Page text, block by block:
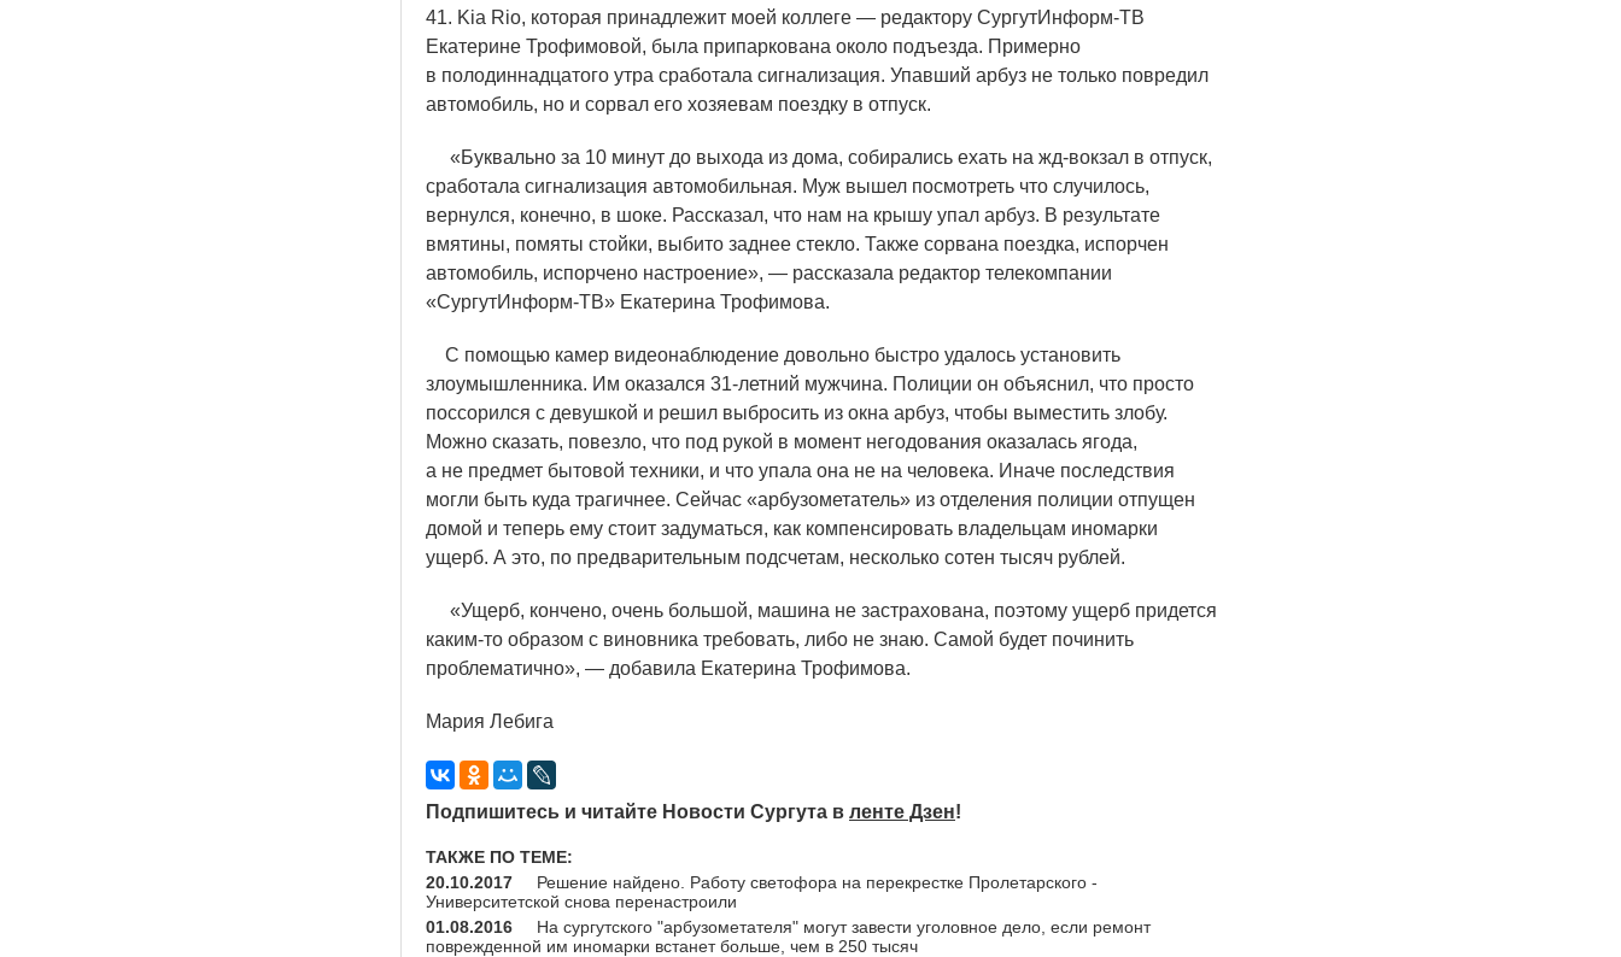
41. Kia Rio, которая принадлежит моей коллеге — редактору СургутИнформ-ТВ
Екатерине Трофимовой, была припаркована около подъезда. Примерно
в полодиннадцатого утра сработала сигнализация. Упавший арбуз не только повредил
автомобиль, но и сорвал его хозяевам поездку в отпуск.
«Буквально за 10 минут до выхода из дома, собирались ехать на жд-вокзал в отпуск,
сработала сигнализация автомобильная. Муж вышел посмотреть что случилось,
вернулся, конечно, в шоке. Рассказал, что нам на крышу упал арбуз. В результате
вмятины, помяты стойки, выбито заднее стекло. Также сорвана поездка, испорчен
автомобиль, испорчено настроение», — рассказала редактор телекомпании
«СургутИнформ-ТВ» Екатерина Трофимова.
С помощью камер видеонаблюдение довольно быстро удалось установить
злоумышленника. Им оказался 31-летний мужчина. Полиции он объяснил, что просто
поссорился с девушкой и решил выбросить из окна арбуз, чтобы выместить злобу.
Можно сказать, повезло, что под рукой в момент негодования оказалась ягода,
а не предмет бытовой техники, и что упала она не на человека. Иначе последствия
могли быть куда трагичнее. Сейчас «арбузометатель» из отделения полиции отпущен
домой и теперь ему стоит задуматься, как компенсировать владельцам иномарки
ущерб. А это, по предварительным подсчетам, несколько сотен тысяч рублей.
«Ущерб, кончено, очень большой, машина не застрахована, поэтому ущерб придется
каким-то образом с виновника требовать, либо не знаю. Самой будет починить
проблематично», — добавила Екатерина Трофимова.
Мария Лебига
Подпишитесь и читайте Новости Сургута в ленте Дзен!
ТАКЖЕ ПО ТЕМЕ:
20.10.2017
Решение найдено. Работу светофора на перекрестке Пролетарского -
Университетской снова перенастроили
01.08.2016
На сургутского "арбузометателя" могут завести уголовное дело, если ремонт
поврежденной им иномарки встанет больше, чем в 250 тысяч